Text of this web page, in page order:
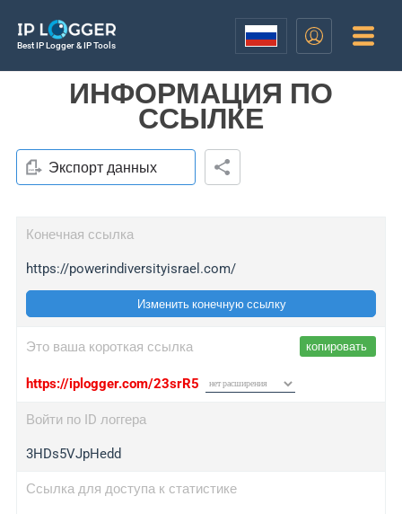
Best IP Logger & IP Tools
ИНФОРМАЦИЯ ПО
ССЫЛКЕ
Экспорт данных
Конечная ссылка
https://powerindiversityisrael.com/
Изменить конечную ссылку
Это ваша короткая ссылка копировать
https://iplogger.com/23srR5
Войти по ID логгера
3HDs5VJpHedd
Ссылка для доступа к статистике